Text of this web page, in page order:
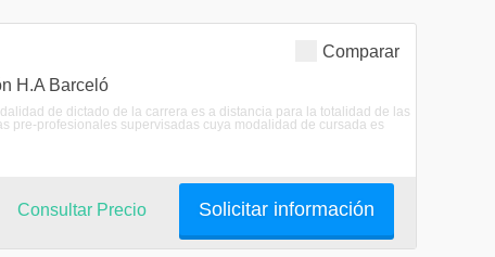
Comparar
H.A Barceló
de dictado de la carrera es a distancia para la totalidad de las
pre-profesionales supervisadas cuya modalidad de cursada es
Solicitar información
Consultar Precio